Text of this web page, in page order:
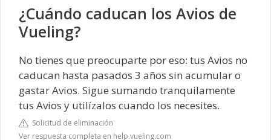
¿Cuándo caducan los Avios de
Vueling?
No tienes que preocuparte por eso: tus Avios no
caducan hasta pasados 3 años sin acumular o
gastar Avios. Sigue sumando tranquilamente
tus Avios y utilízalos cuando los necesites.
Solicitud de eliminación
Ver respuesta completa en help.vueling.com